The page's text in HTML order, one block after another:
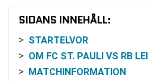
SIDANS INNEHÅLL:
STARTELVOR
OM FC ST. PAULI VS RB
MATCHINFORMATION